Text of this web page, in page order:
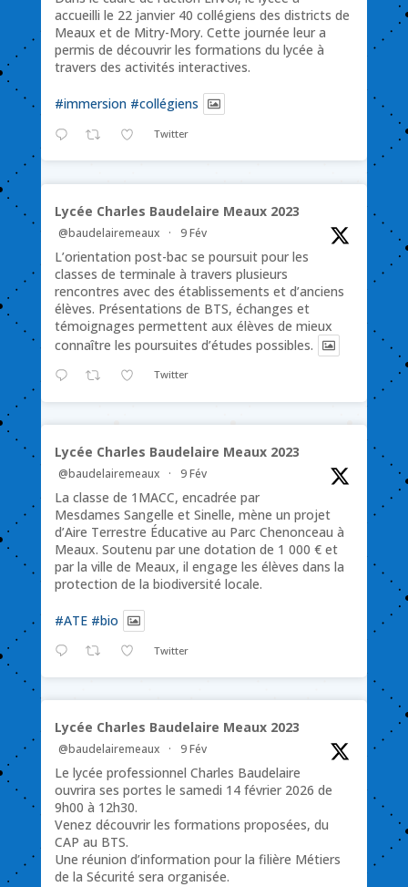
accueilli le 22 janvier 40 collégiens des districts de
Meaux et de Mitry-Mory. Cette journée leur a
permis de découvrir les formations du lycée à
travers des activités interactives.
#immersion #collégiens
Twitter
Lycée Charles Baudelaire Meaux 2023
@baudelairemeaux · 9 Fév
L’orientation post-bac se poursuit pour les
classes de terminale à travers plusieurs
rencontres avec des établissements et d’anciens
élèves. Présentations de BTS, échanges et
témoignages permettent aux élèves de mieux
connaître les poursuites d’études possibles.
Twitter
Lycée Charles Baudelaire Meaux 2023
@baudelairemeaux · 9 Fév
La classe de 1MACC, encadrée par
Mesdames Sangelle et Sinelle, mène un projet
d’Aire Terrestre Éducative au Parc Chenonceau à
Meaux. Soutenu par une dotation de 1 000 € et
par la ville de Meaux, il engage les élèves dans la
protection de la biodiversité locale.
#ATE #bio
Twitter
Lycée Charles Baudelaire Meaux 2023
@baudelairemeaux · 9 Fév
Le lycée professionnel Charles Baudelaire
ouvrira ses portes le samedi 14 février 2026 de
9h00 à 12h30.
Venez découvrir les formations proposées, du
CAP au BTS.
Une réunion d’information pour la filière Métiers
de la Sécurité sera organisée.